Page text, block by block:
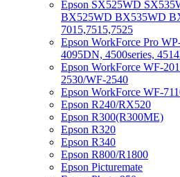
Epson SX525WD
BX525WD BX535WD
7015,7515,7525
Epson WorkForce Pro
4095DN, 4500series,
Epson WorkForce WF-
2530/WF-2540
Epson WorkForce WF-
Epson R240/RX520
Epson R300(R300ME)
Epson R320
Epson R340
Epson R800/R1800
Epson Picturemate